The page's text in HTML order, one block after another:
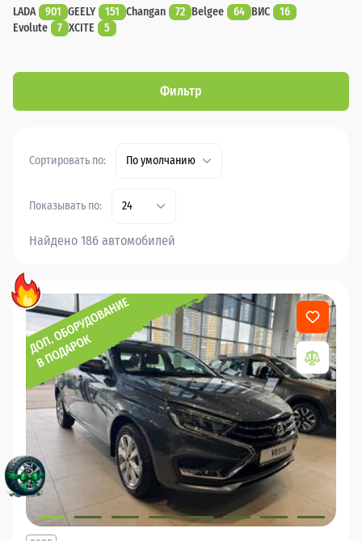
LADA 901 GEELY 151 Changan 72 Belgee 64 ВИС
16
Evolute
7 XCITE 5
Фильтр
Сортировать по: По умолчанию
Показывать по: 24
Найдено 186 автомобилей